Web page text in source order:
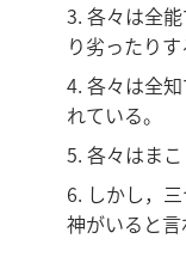
3. 各々は全
り劣ったり
4. 各々は全
れている。
5. 各々はま
6. しかし，
神がいると言